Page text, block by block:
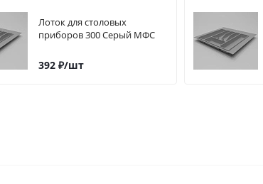
Лоток для столовых
приборов 300 Серый МФС
392 ₽/шт